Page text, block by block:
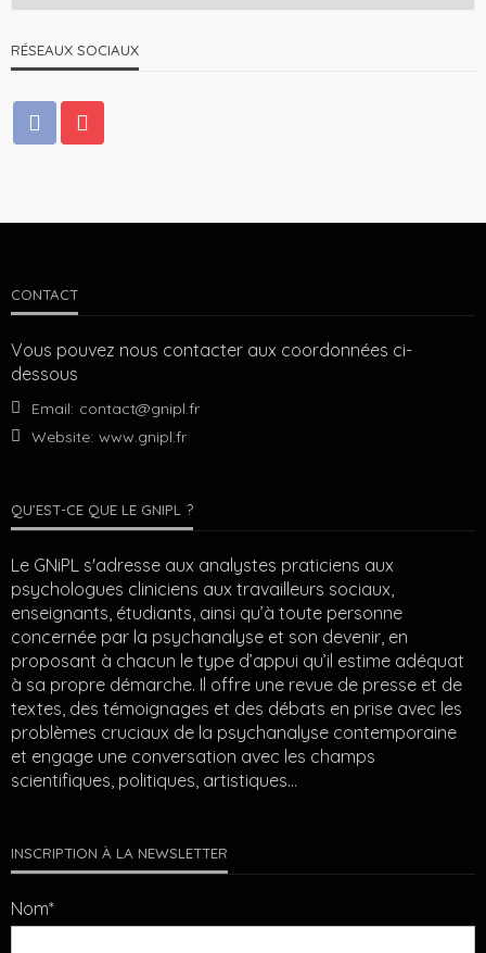
RÉSEAUX SOCIAUX
CONTACT
Vous pouvez nous contacter aux coordonnées ci-
dessous
Email: contact@gnipl.fr
Website: www.gnipl.fr
QU’EST-CE QUE LE GNIPL ?
Le GNiPL s'adresse aux analystes praticiens aux
psychologues cliniciens aux travailleurs sociaux,
enseignants, étudiants, ainsi qu’à toute personne
concernée par la psychanalyse et son devenir, en
proposant à chacun le type d’appui qu’il estime adéquat
à sa propre démarche. Il offre une revue de presse et de
textes, des témoignages et des débats en prise avec les
problèmes cruciaux de la psychanalyse contemporaine
et engage une conversation avec les champs
scientifiques, politiques, artistiques…
INSCRIPTION À LA NEWSLETTER
Nom*